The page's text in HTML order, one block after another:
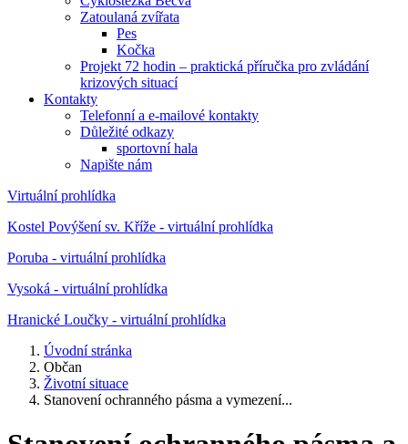
Zatoulaná zvířata
Pes
Kočka
Projekt 72 hodin – praktická příručka pro zvládání
krizových situací
Kontakty
Telefonní a e-mailové kontakty
Důležité odkazy
sportovní hala
Napište nám
Virtuální prohlídka
Kostel Povýšení sv. Kříže - virtuální prohlídka
Poruba - virtuální prohlídka
Vysoká - virtuální prohlídka
Hranické Loučky - virtuální prohlídka
Úvodní stránka
Občan
Životní situace
Stanovení ochranného pásma a vymezení...